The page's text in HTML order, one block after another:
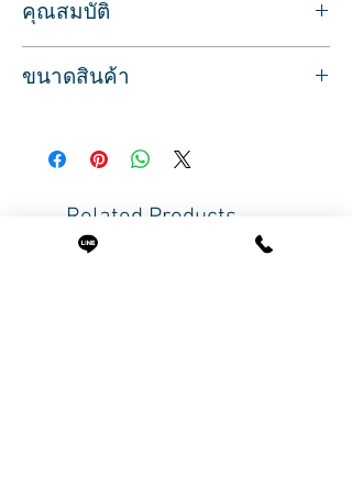
คุณสมบัติ
สำหรับตัดเล็บมือหรือเล็บเท้า
สินค้าพร้อมส่ง บริการจัดส่งทั่วประเทศ
ขนาดสินค้า
Related Products